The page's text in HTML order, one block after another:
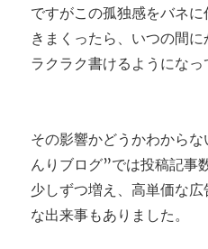
ですがこの孤独感をバネ
きまくったら、いつの間
ラクラク書けるようになっ
その影響かどうかわから
んりブログ”では投稿記事
少しずつ増え、高単価な
な出来事もありました。